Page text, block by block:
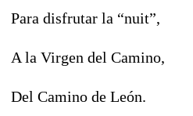
Para disfrutar la “nuit”,
A la Virgen del Camino,
Del Camino de León.